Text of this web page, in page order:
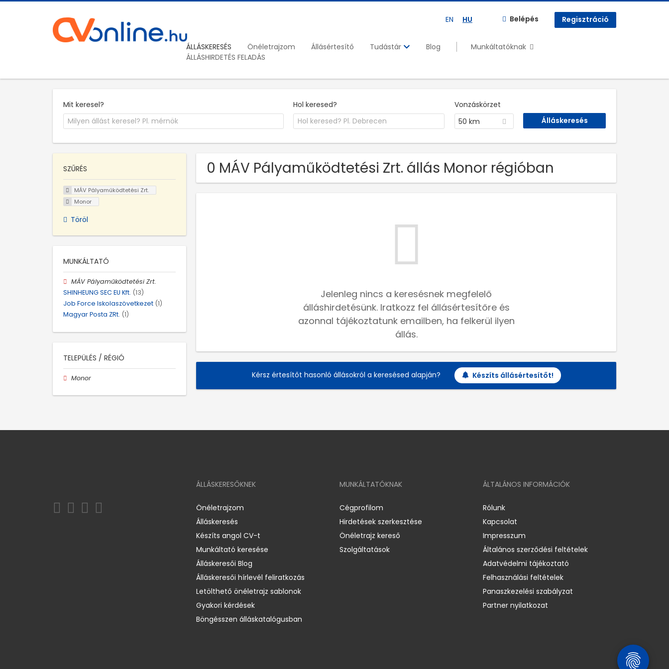
EN HU Belépés Regisztráció
ÁLLÁSKERESÉS Önéletrajzom Állásértesítő Tudástár Blog
Munkáltatóknak
ÁLLÁSHIRDETÉS FELADÁS
Mit keresel? Hol keresed?
Vonzáskörzet
50 km
0 MÁV Pályaműködtetési Zrt. állás Monor régióban
Jelenleg nincs a keresésnek megfelelő
álláshirdetésünk. Iratkozz fel állásértesítőre és
azonnal tájékoztatunk emailben, ha felkerül ilyen
állás.
Kérsz értesítőt hasonló állásokról a keresésed alapján? Készíts állásértesítőt!
SZŰRÉS
MÁV Pályaműködtetési Zrt.
Monor
Töröl
MUNKÁLTATÓ
MÁV Pályaműködtetési Zrt.
SHINHEUNG SEC EU Kft. (13)
Job Force Iskolaszövetkezet (1)
Magyar Posta ZRt. (1)
TELEPÜLÉS / RÉGIÓ
Monor
ÁLLÁSKERESŐKNEK
Önéletrajzom
Álláskeresés
Készíts angol CV-t
Munkáltató keresése
Álláskeresői Blog
Álláskeresői hírlevél feliratkozás
Letölthető önéletrajz sablonok
Gyakori kérdések
Böngésszen álláskatalógusban
MUNKÁLTATÓKNAK
Cégprofilom
Hirdetések szerkesztése
Önéletrajz kereső
Szolgáltatások
ÁLTALÁNOS INFORMÁCIÓK
Rólunk
Kapcsolat
Impresszum
Általános szerződési feltételek
Adatvédelmi tájékoztató
Felhasználási feltételek
Panaszkezelési szabályzat
Partner nyilatkozat